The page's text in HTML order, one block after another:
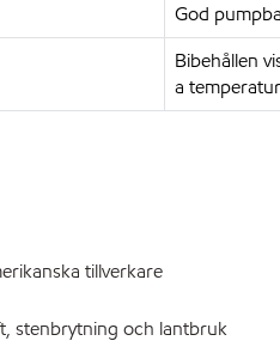
God
Bibehållen
a
tillverkare
stenbrytning och lantbruk